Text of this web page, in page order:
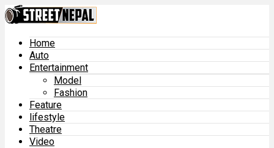
Home
Auto
Entertainment
Model
Fashion
Feature
lifestyle
Theatre
Video